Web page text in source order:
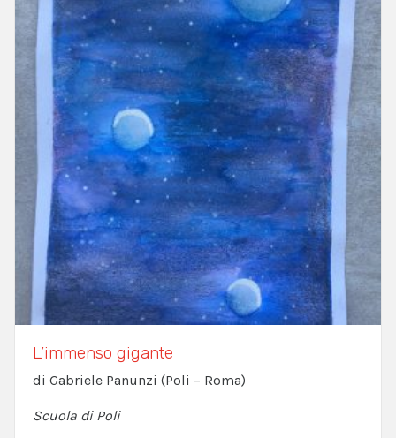
L’immenso gigante
di Gabriele Panunzi (Poli – Roma)
Scuola di Poli